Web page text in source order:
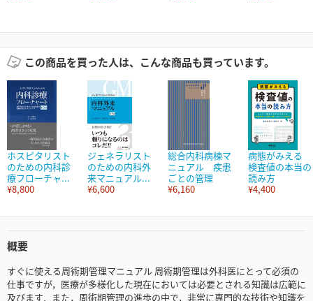
この商品を買った人は、こんな商品も買っています。
ホスピタリスト
のための内科診
療フローチャ...
¥8,800
ジェネラリスト
のための内科外
来マニュアル...
¥6,600
総合内科病棟マ
ニュアル 疾患
ごとの管理
¥6,160
病態がみえる
検査値の本当の
読み方
¥4,400
概要
すぐに使える周術期管理マニュアル 周術期管理は外科医にとって必須の
仕事ですが，医療が多様化した現在においては必要とされる知識は広範に
及びます．また，周術期管理の進歩の中で，非常に専門的な技術や知識を